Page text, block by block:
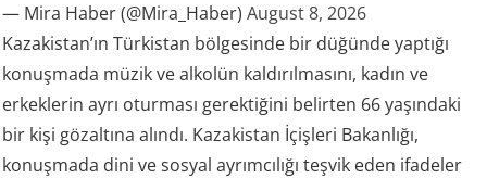
— Mira Haber (@Mira_Haber)August 8, 2026
Kazakistan’ın Türkistan bölgesinde bir düğünde yaptığı
konuşmada müzik ve alkolün kaldırılmasını, kadın ve
erkeklerin ayrı oturması gerektiğini belirten 66 yaşındaki
bir kişi gözaltına alındı. Kazakistan İçişleri Bakanlığı,
konuşmada dini ve sosyal ayrımcılığı teşvik eden ifadeler